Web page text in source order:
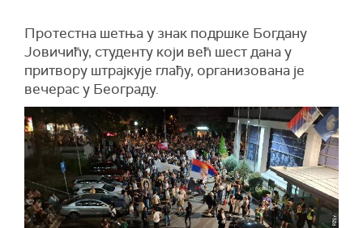
Протестна шетња у знак подршке Богдану
Јовичићу, студенту који већ шест дана у
притвору штрајкује глађу, организована је
вечерас у Београду.